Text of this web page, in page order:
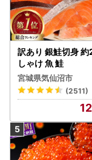
訳あり 銀鮭切身 約2kg
しゃけ 魚 鮭
宮城県気仙沼市
(2511)